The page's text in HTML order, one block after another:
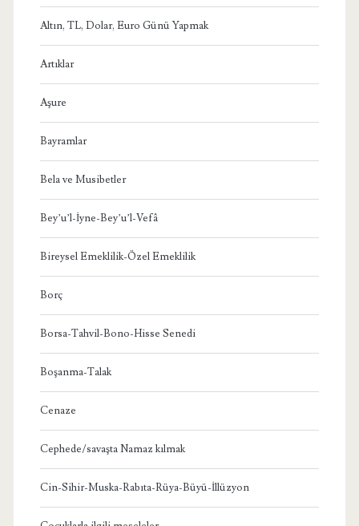
Altın, TL, Dolar, Euro Günü Yapmak
Artıklar
Aşure
Bayramlar
Bela ve Musibetler
Bey’u’l-İyne-Bey’u’l-Vefâ
Bireysel Emeklilik-Özel Emeklilik
Borç
Borsa-Tahvil-Bono-Hisse Senedi
Boşanma-Talak
Cenaze
Cephede/savaşta Namaz kılmak
Cin-Sihir-Muska-Rabıta-Rüya-Büyü-İllüzyon